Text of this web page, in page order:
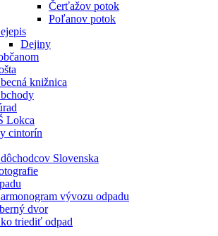
Čerťažov potok
Poľanov potok
Dejiny
knižnica
Lokca
cintorín
Slovenska
vývozu odpadu
dvor
triediť odpad